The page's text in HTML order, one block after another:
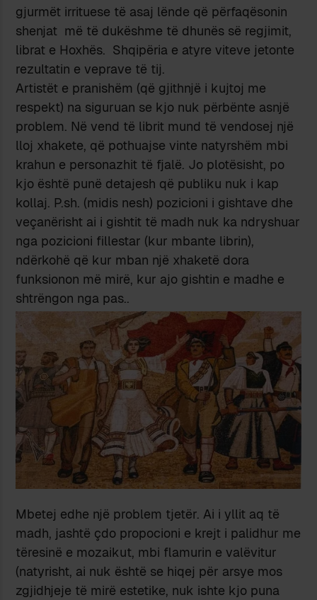
gjurmët irrituese të asaj lënde që përfaqësonin
shenjat më të dukëshme të dhunës së regjimit,
librat e Hoxhës. Shqipëria e atyre viteve jetonte
rezultatin e veprave të tij.
Artistët e pranishëm (që gjithnjë i kujtoj me
respekt) na siguruan se kjo nuk përbënte asnjë
problem. Në vend të librit mund të vendosej një
lloj xhakete, që pothuajse vinte natyrshëm mbi
krahun e personazhit të fjalë. Jo plotësisht, po
kjo është punë detajesh që publiku nuk i kap
kollaj. P.sh. (midis nesh) pozicioni i gishtave dhe
veçanërisht ai i gishtit të madh nuk ka ndryshuar
nga pozicioni fillestar (kur mbante librin),
ndërkohë që kur mban një xhaketë dora
funksionon më mirë, kur ajo gishtin e madhe e
shtrëngon nga pas..
Mbetej edhe një problem tjetër. Ai i yllit aq të
madh, jashtë çdo propocioni e krejt i palidhur me
tëresinë e mozaikut, mbi flamurin e valëvitur
(natyrisht, ai nuk është se hiqej për arsye mos
zgjidhjeje të mirë estetike, nuk ishte kjo puna